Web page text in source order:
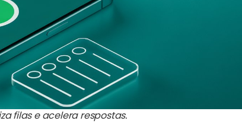
filas e acelera respostas.